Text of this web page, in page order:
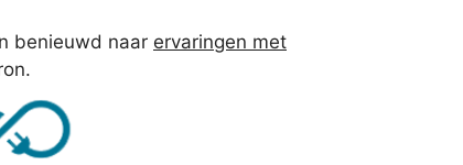
benieuwd naar ervaringen met